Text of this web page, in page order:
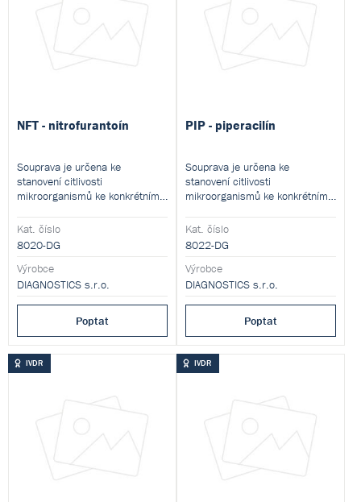
NFT - nitrofurantoín
Souprava je určena ke
stanovení citlivosti
mikroorganismů ke konkrétnímu
metodou.
Kat. číslo
8020-DG
Výrobce
DIAGNOSTICS s.r.o.
Poptat
PIP - piperacilín
Souprava je určena ke
stanovení citlivosti
mikroorganismů ke konkrétnímu
metodou.
Kat. číslo
8022-DG
Výrobce
DIAGNOSTICS s.r.o.
Poptat
IVDR IVDR